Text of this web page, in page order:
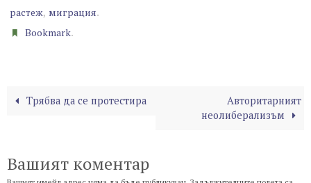
растеж, миграция.
Bookmark.
Трябва да се протестира
Авторитарният
неолиберализъм
Вашият коментар